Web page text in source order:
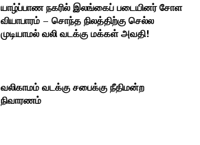
யாழ்ப்பாண நகரில் இலங்கைப் படையினர் சோள
வியாபாரம் – சொந்த நிலத்திற்கு செல்ல
முடியாமல் வலி வடக்கு மக்கள் அவதி!
வலிகாமம் வடக்கு சபைக்கு நீதிமன்ற
நிவாரணம்